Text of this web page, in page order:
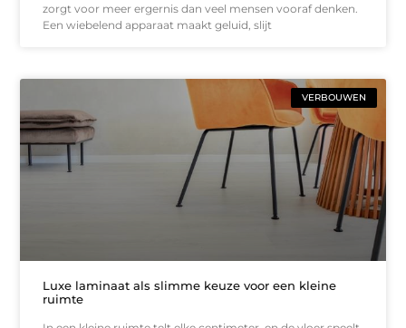
zorgt voor meer ergernis dan veel mensen vooraf denken.
Een wiebelend apparaat maakt geluid, slijt
VERBOUWEN
Luxe laminaat als slimme keuze voor een kleine
ruimte